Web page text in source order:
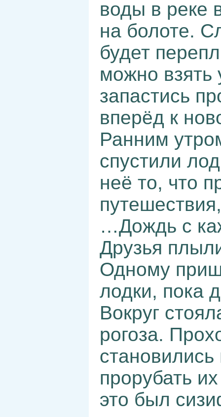
воды в реке
на болоте.
будет
можно взять
запастись
вперёд к
Ранним
спустили
неё то, что
…Дождь с
Друзья
Одному
лодки, пока
Вокруг
рогоза.
прорубать
это был